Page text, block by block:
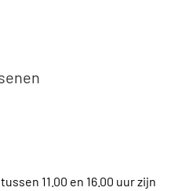
11.00 en 16.00 uur zijn